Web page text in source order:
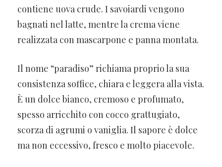
contiene uova crude. I savoiardi vengono
bagnati nel latte, mentre la crema viene
realizzata con mascarpone e panna montata.
Il nome “paradiso” richiama proprio la sua
consistenza soffice, chiara e leggera alla vista.
È un dolce bianco, cremoso e profumato,
spesso arricchito con cocco grattugiato,
scorza di agrumi o vaniglia. Il sapore è dolce
ma non eccessivo, fresco e molto piacevole.